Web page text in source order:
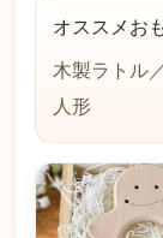
オススメお
木製ラトル
人形